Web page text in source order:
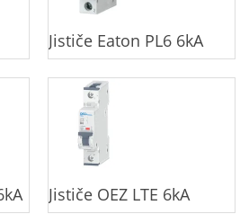
Jističe Eaton PL6 6kA
Jističe OEZ LTE 6kA